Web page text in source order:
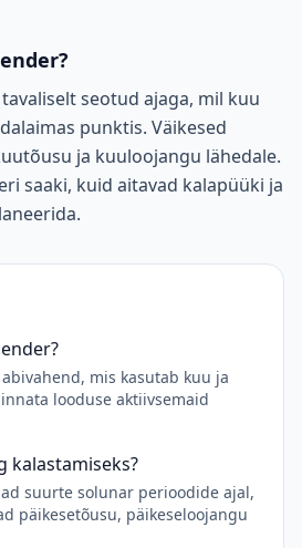
seotud ajaga, mil kuu
punktis. Väikesed
ja kuuloojangu lähedale.
saaki, kuid aitavad kalapüüki ja
mis kasutab kuu ja
looduse aktiivsemaid
kalastamiseks?
suurte solunar perioodide ajal,
päikesetõusu, päikeseloojangu